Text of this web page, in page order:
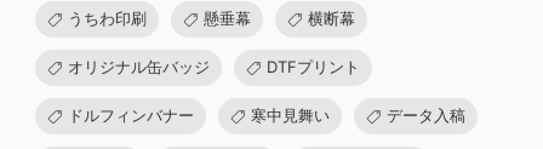
うちわ印刷 懸垂幕 横断幕
オリジナル缶バッジ DTFプリント
ドルフィンバナー 寒中見舞い データ入稿